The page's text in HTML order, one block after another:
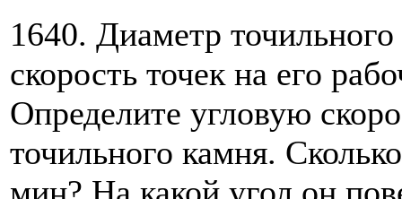
1640. Диаметр
скорость точек на его
Определите угловую
точильного камня.